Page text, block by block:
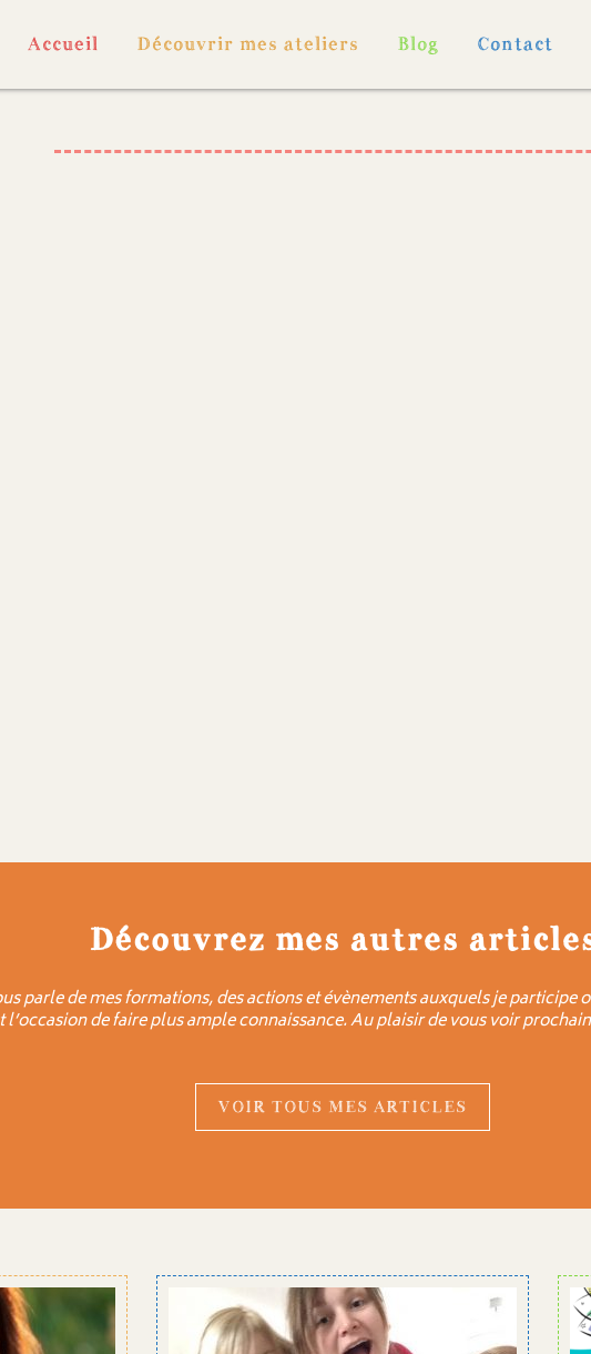
Accueil Découvrir mes ateliers Blog Contact
Découvrez mes autres
parle de mes formations, des actions et évènements auxquels je participe
l’occasion de faire plus ample connaissance. Au plaisir de vous voir
VOIR TOUS MES ARTICLES